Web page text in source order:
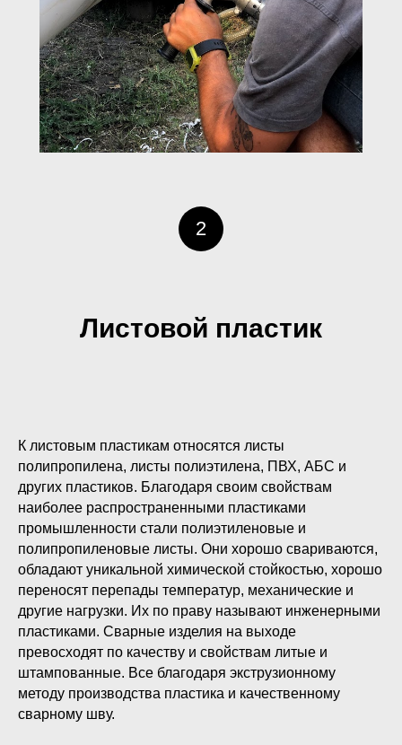
2
Листовой пластик
К листовым пластикам относятся листы
полипропилена, листы полиэтилена, ПВХ, АБС и
других пластиков. Благодаря своим свойствам
наиболее распространенными пластиками
промышленности стали полиэтиленовые и
полипропиленовые листы. Они хорошо свариваются,
обладают уникальной химической стойкостью, хорошо
переносят перепады температур, механические и
другие нагрузки. Их по праву называют инженерными
пластиками. Сварные изделия на выходе
превосходят по качеству и свойствам литые и
штампованные. Все благодаря экструзионному
методу производства пластика и качественному
сварному шву.